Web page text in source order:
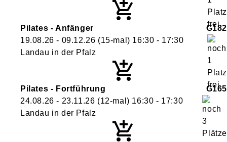
Pilates - Anfänger
G182
19.08.26 - 09.12.26 (15-mal) 16:30 - 17:30
Landau in der Pfalz
Pilates - Fortführung
G165
24.08.26 - 23.11.26 (12-mal) 16:30 - 17:30
Landau in der Pfalz